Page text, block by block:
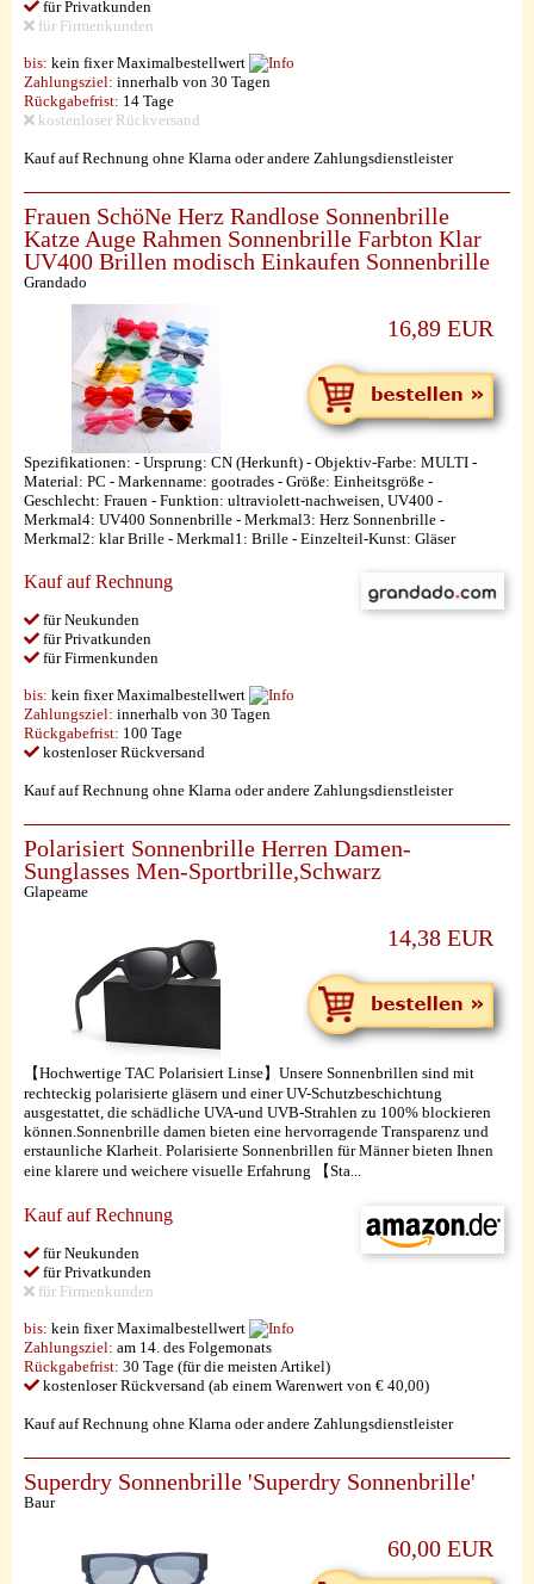
für Privatkunden
für Firmenkunden
bis: kein fixer Maximalbestellwert
Zahlungsziel: innerhalb von 30 Tagen
Rückgabefrist: 14 Tage
kostenloser Rückversand
Kauf auf Rechnung ohne Klarna oder andere Zahlungsdienstleister
Frauen SchöNe Herz Randlose Sonnenbrille
Katze Auge Rahmen Sonnenbrille Farbton Klar
UV400 Brillen modisch Einkaufen Sonnenbrille
Grandado
16,89 EUR
Spezifikationen: - Ursprung: CN (Herkunft) - Objektiv-Farbe: MULTI -
Material: PC - Markenname: gootrades - Größe: Einheitsgröße -
Geschlecht: Frauen - Funktion: ultraviolett-nachweisen, UV400 -
Merkmal4: UV400 Sonnenbrille - Merkmal3: Herz Sonnenbrille -
Merkmal2: klar Brille - Merkmal1: Brille - Einzelteil-Kunst: Gläser
Kauf auf Rechnung
für Neukunden
für Privatkunden
für Firmenkunden
bis: kein fixer Maximalbestellwert
Zahlungsziel: innerhalb von 30 Tagen
Rückgabefrist: 100 Tage
kostenloser Rückversand
Kauf auf Rechnung ohne Klarna oder andere Zahlungsdienstleister
Polarisiert Sonnenbrille Herren Damen-
Sunglasses Men-Sportbrille,Schwarz
Glapeame
14,38 EUR
【Hochwertige TAC Polarisiert Linse】Unsere Sonnenbrillen sind mit
rechteckig polarisierte gläsern und einer UV-Schutzbeschichtung
ausgestattet, die schädliche UVA-und UVB-Strahlen zu 100% blockieren
können.Sonnenbrille damen bieten eine hervorragende Transparenz und
erstaunliche Klarheit. Polarisierte Sonnenbrillen für Männer bieten Ihnen
eine klarere und weichere visuelle Erfahrung 【Sta...
Kauf auf Rechnung
für Neukunden
für Privatkunden
für Firmenkunden
bis: kein fixer Maximalbestellwert
Zahlungsziel: am 14. des Folgemonats
Rückgabefrist: 30 Tage (für die meisten Artikel)
kostenloser Rückversand (ab einem Warenwert von € 40,00)
Kauf auf Rechnung ohne Klarna oder andere Zahlungsdienstleister
Superdry Sonnenbrille 'Superdry Sonnenbrille'
Baur
60,00 EUR